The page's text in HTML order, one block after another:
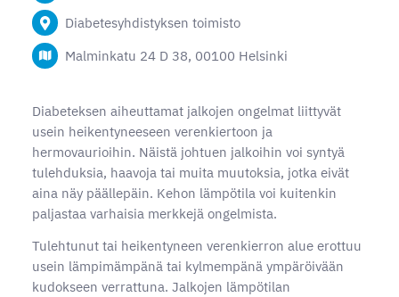
Diabetesyhdistyksen toimisto
Malminkatu 24 D 38, 00100 Helsinki
Diabeteksen aiheuttamat jalkojen ongelmat liittyvät
usein heikentyneeseen verenkiertoon ja
hermovaurioihin. Näistä johtuen jalkoihin voi syntyä
tulehduksia, haavoja tai muita muutoksia, jotka eivät
aina näy päällepäin. Kehon lämpötila voi kuitenkin
paljastaa varhaisia merkkejä ongelmista.
Tulehtunut tai heikentyneen verenkierron alue erottuu
usein lämpimämpänä tai kylmempänä ympäröivään
kudokseen verrattuna. Jalkojen lämpötilan